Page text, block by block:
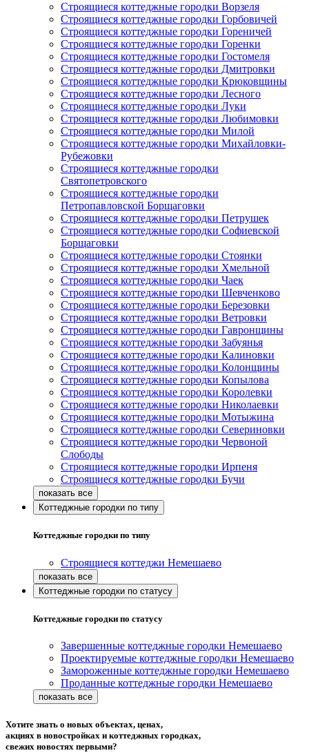
Строящиеся коттеджные городки Ворзеля
Строящиеся коттеджные городки Горбовичей
Строящиеся коттеджные городки Гореничей
Строящиеся коттеджные городки Горенки
Строящиеся коттеджные городки Гостомеля
Строящиеся коттеджные городки Дмитровки
Строящиеся коттеджные городки Крюковщины
Строящиеся коттеджные городки Лесного
Строящиеся коттеджные городки Луки
Строящиеся коттеджные городки Любимовки
Строящиеся коттеджные городки Милой
Строящиеся коттеджные городки Михайловки-
Рубежовки
Строящиеся коттеджные городки
Святопетровского
Строящиеся коттеджные городки
Петропавловской Борщаговки
Строящиеся коттеджные городки Петрушек
Строящиеся коттеджные городки Софиевской
Борщаговки
Строящиеся коттеджные городки Стоянки
Строящиеся коттеджные городки Хмельной
Строящиеся коттеджные городки Чаек
Строящиеся коттеджные городки Шевченково
Строящиеся коттеджные городки Березовки
Строящиеся коттеджные городки Ветровки
Строящиеся коттеджные городки Гавронщины
Строящиеся коттеджные городки Забуянья
Строящиеся коттеджные городки Калиновки
Строящиеся коттеджные городки Колонщины
Строящиеся коттеджные городки Копылова
Строящиеся коттеджные городки Королевки
Строящиеся коттеджные городки Николаевки
Строящиеся коттеджные городки Мотыжина
Строящиеся коттеджные городки Севериновки
Строящиеся коттеджные городки Червоной
Слободы
Строящиеся коттеджные городки Ирпеня
Строящиеся коттеджные городки Бучи
Коттеджные городки по типу
Коттеджные городки по типу
Строящиеся коттеджи Немешаево
Коттеджные городки по статусу
Коттеджные городки по статусу
Завершенные коттеджные городки Немешаево
Проектируемые коттеджные городки Немешаево
Замороженные коттеджные городки Немешаево
Проданные коттеджные городки Немешаево
Хотите знать о новых объектах, ценах,
акциях в новостройках и коттеджных городках,
свежих новостях первыми?